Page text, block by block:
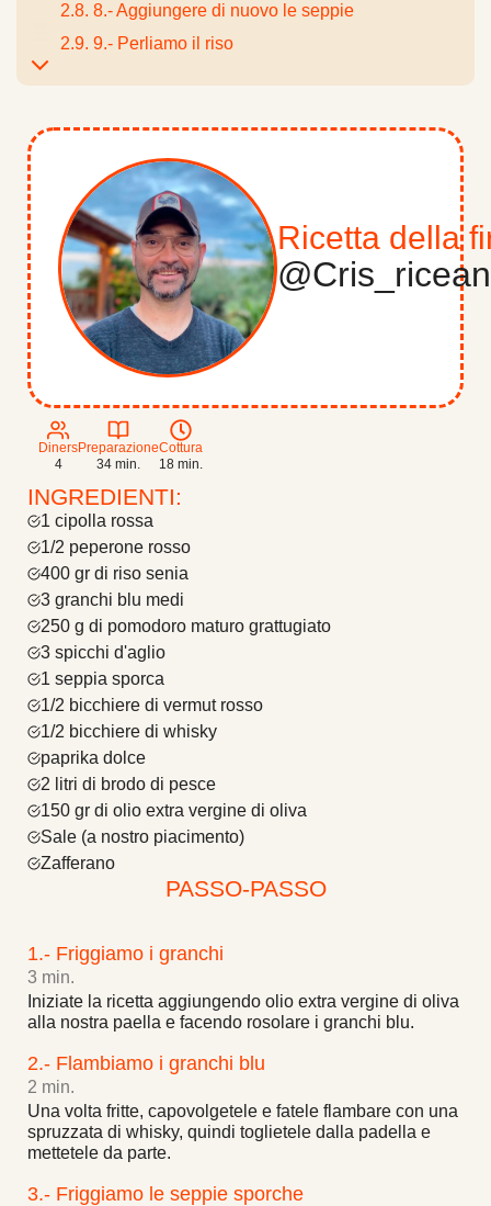
2.8. 8.- Aggiungere di nuovo le seppie
2.9. 9.- Perliamo il riso
3. Cris rice and meal
Ricetta della
Diners
4
Preparazione
34 min.
Cottura
18 min.
INGREDIENTI:
1 cipolla rossa
1/2 peperone rosso
400 gr di riso senia
3 granchi blu medi
250 g di pomodoro maturo grattugiato
3 spicchi d'aglio
1 seppia sporca
1/2 bicchiere di vermut rosso
1/2 bicchiere di whisky
paprika dolce
2 litri di brodo di pesce
150 gr di olio extra vergine di oliva
Sale (a nostro piacimento)
Zafferano
PASSO-PASSO
1.- Friggiamo i granchi
3 min.
Iniziate la ricetta aggiungendo olio extra vergine di oliva
alla nostra paella e facendo rosolare i granchi blu.
2.- Flambiamo i granchi blu
2 min.
Una volta fritte, capovolgetele e fatele flambare con una
spruzzata di whisky, quindi toglietele dalla padella e
mettetele da parte.
3.- Friggiamo le seppie sporche